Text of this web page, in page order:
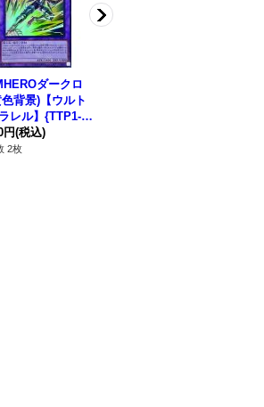
ダークロ
背景)【ウルト
レル】{TTP1-J
《融合》
円(税込)
2枚